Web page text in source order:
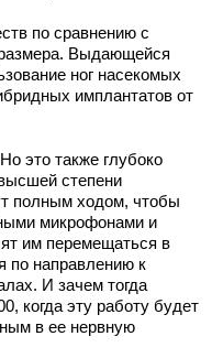
по сравнению с
Выдающейся
ног насекомых
имплантатов от
это также глубоко
степени
полным ходом, чтобы
микрофонами и
им перемещаться в
по направлению к
И зачем тогда
когда эту работу будет
в ее нервную